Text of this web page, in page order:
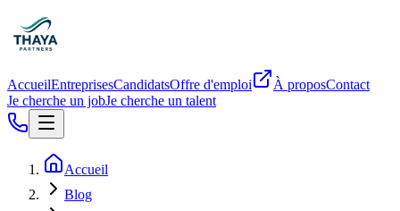
AccueilEntreprisesCandidatsOffre d'emploi À proposContact
Je cherche un jobJe cherche un talent
Accueil
Blog